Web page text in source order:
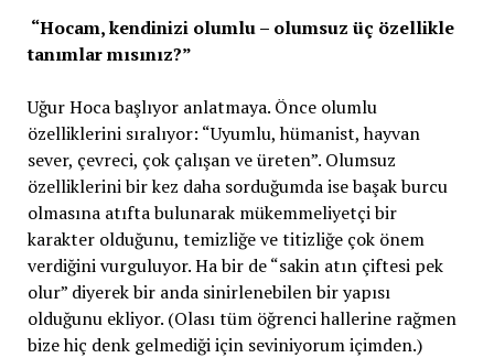
“Hocam, kendinizi olumlu – olumsuz üç özellikle
tanımlar mısınız?”
Uğur Hoca başlıyor anlatmaya. Önce olumlu
özelliklerini sıralıyor: “Uyumlu, hümanist, hayvan
sever, çevreci, çok çalışan ve üreten”. Olumsuz
özelliklerini bir kez daha sorduğumda ise başak burcu
olmasına atıfta bulunarak mükemmeliyetçi bir
karakter olduğunu, temizliğe ve titizliğe çok önem
verdiğini vurguluyor. Ha bir de “sakin atın çiftesi pek
olur” diyerek bir anda sinirlenebilen bir yapısı
olduğunu ekliyor. (Olası tüm öğrenci hallerine rağmen
bize hiç denk gelmediği için seviniyorum içimden.)